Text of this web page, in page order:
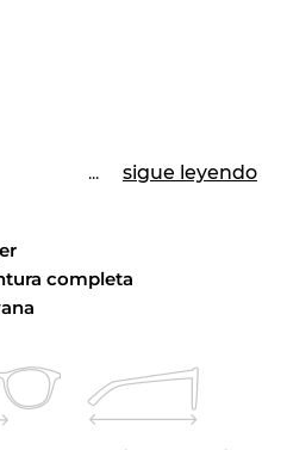
... sigue leyendo
completa